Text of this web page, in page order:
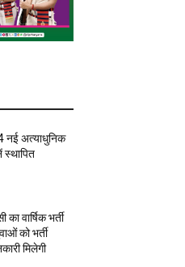
नई अत्याधुनिक
स्थापित
वार्षिक भर्ती
को भर्ती
मिलेगी